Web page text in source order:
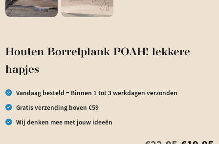
Houten Borrelplank POAH! lekkere
hapjes
Vandaag besteld = Binnen 1 tot 3 werkdagen verzonden
Gratis verzending boven €59
Wij denken mee met jouw ideeën